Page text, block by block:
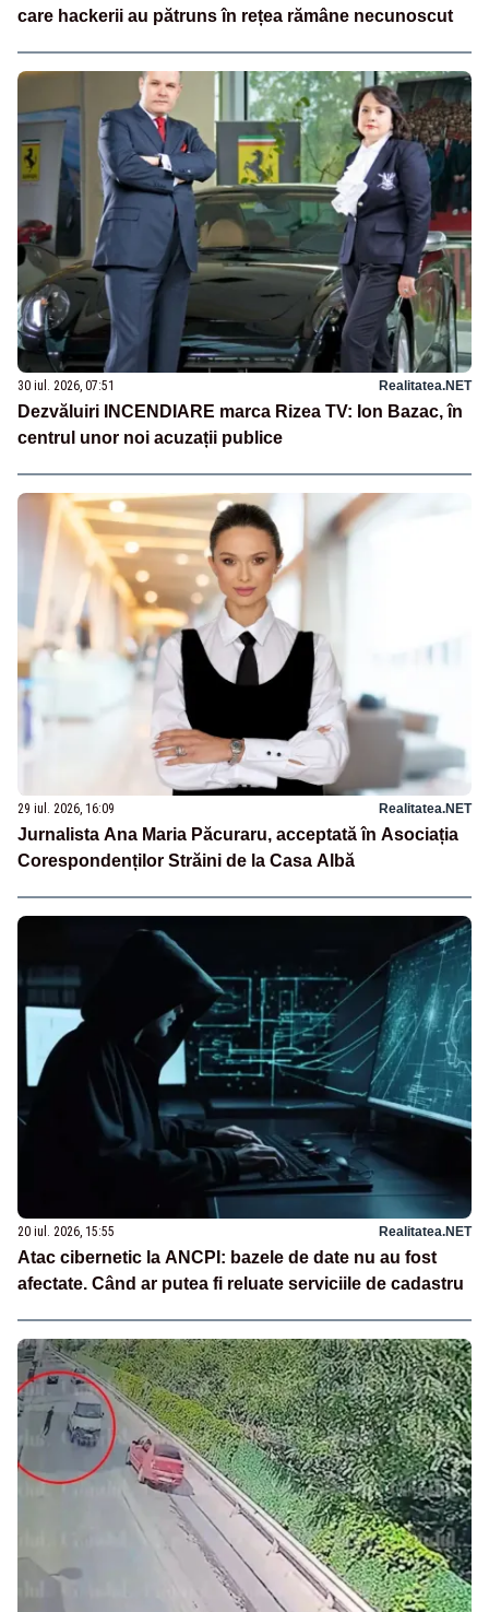
care hackerii au pătruns în rețea rămâne necunoscut
30 iul. 2026, 07:51 Realitatea.NET
Dezvăluiri INCENDIARE marca Rizea TV: Ion Bazac, în
centrul unor noi acuzații publice
29 iul. 2026, 16:09 Realitatea.NET
Jurnalista Ana Maria Păcuraru, acceptată în Asociația
Corespondenților Străini de la Casa Albă
20 iul. 2026, 15:55 Realitatea.NET
Atac cibernetic la ANCPI: bazele de date nu au fost
afectate. Când ar putea fi reluate serviciile de cadastru